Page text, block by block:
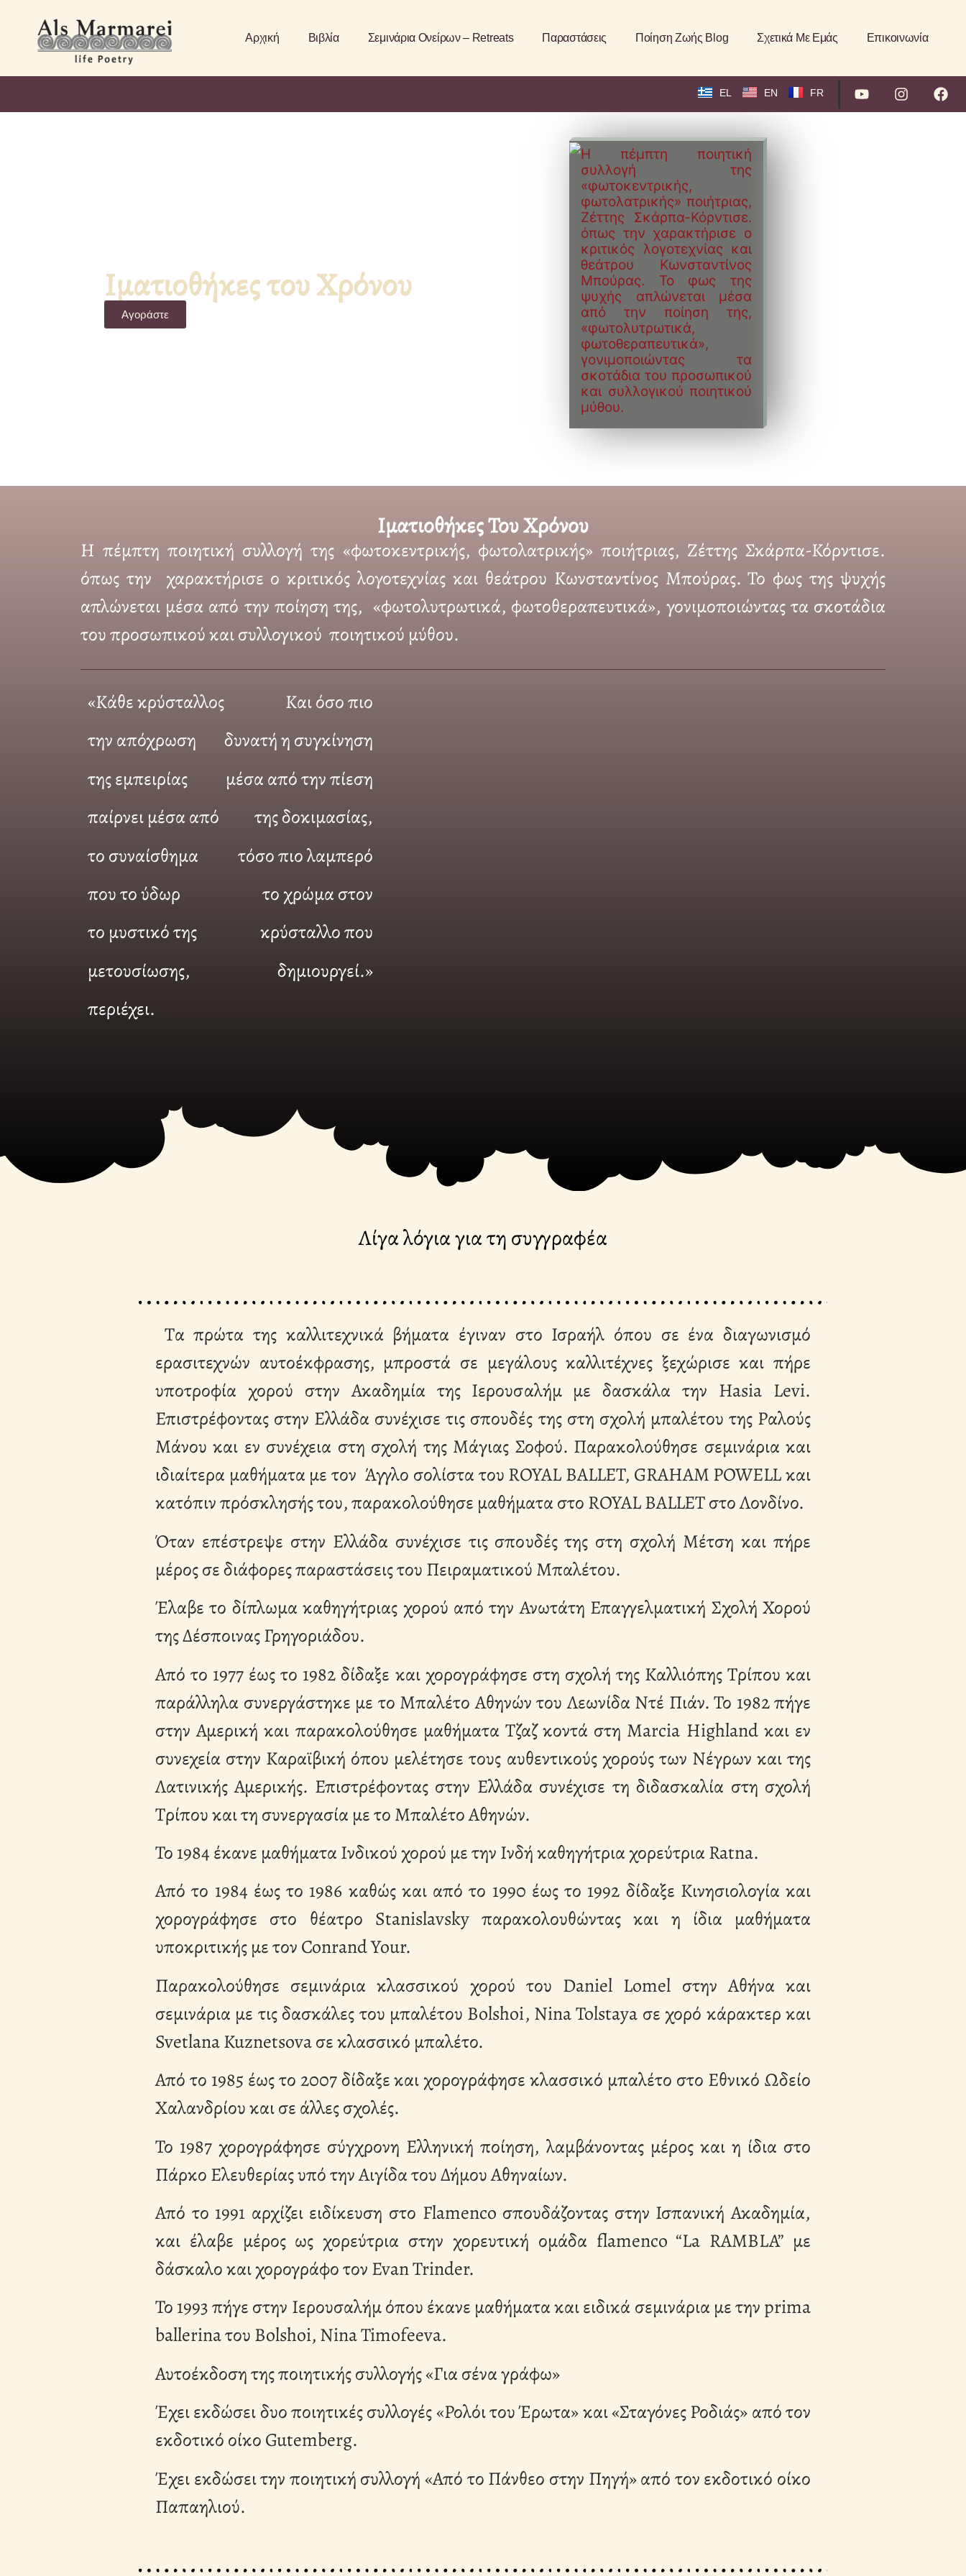
Αρχική Βιβλία Σεμινάρια Ονείρων – Retreats Παραστάσεις Ποίηση Ζωής Blog Σχετικά Με Εμάς Επικοινωνία
EL EN FR
Ιματιοθήκες του Χρόνου
Αγοράστε
Η πέμπτη ποιητική
συλλογή της
«φωτοκεντρικής,
φωτολατρικής» ποιήτριας,
Ζέττης Σκάρπα-Κόρντισε.
όπως την χαρακτήρισε ο
κριτικός λογοτεχνίας και
θεάτρου Κωνσταντίνος
Μπούρας. Το φως της
ψυχής απλώνεται μέσα
από την ποίηση της,
«φωτολυτρωτικά,
φωτοθεραπευτικά»,
γονιμοποιώντας τα
σκοτάδια του προσωπικού
και συλλογικού ποιητικού
μύθου.
Ιματιοθήκες Του Χρόνου
Η πέμπτη ποιητική συλλογή της «φωτοκεντρικής, φωτολατρικής» ποιήτριας, Ζέττης Σκάρπα-Κόρντισε.
όπως την χαρακτήρισε ο κριτικός λογοτεχνίας και θεάτρου Κωνσταντίνος Μπούρας. Το φως της ψυχής
απλώνεται μέσα από την ποίηση της, «φωτολυτρωτικά, φωτοθεραπευτικά», γονιμοποιώντας τα σκοτάδια
του προσωπικού και συλλογικού ποιητικού μύθου.
«Κάθε κρύσταλλος
την απόχρωση
της εμπειρίας
παίρνει μέσα από
το συναίσθημα
που το ύδωρ
το μυστικό της
μετουσίωσης,
περιέχει.
Και όσο πιο
δυνατή η συγκίνηση
μέσα από την πίεση
της δοκιμασίας,
τόσο πιο λαμπερό
το χρώμα στον
κρύσταλλο που
δημιουργεί.»
Λίγα λόγια για τη συγγραφέα
Τα πρώτα της καλλιτεχνικά βήματα έγιναν στο Ισραήλ όπου σε ένα διαγωνισμό
ερασιτεχνών αυτοέκφρασης, μπροστά σε μεγάλους καλλιτέχνες ξεχώρισε και πήρε
υποτροφία χορού στην Ακαδημία της Ιερουσαλήμ με δασκάλα την Hasia Levi.
Επιστρέφοντας στην Ελλάδα συνέχισε τις σπουδές της στη σχολή μπαλέτου της Ραλούς
Μάνου και εν συνέχεια στη σχολή της Μάγιας Σοφού. Παρακολούθησε σεμινάρια και
ιδιαίτερα μαθήματα με τον Άγγλο σολίστα του ROYAL BALLET, GRAHAM POWELL και
κατόπιν πρόσκλησής του, παρακολούθησε μαθήματα στο ROYAL BALLET στο Λονδίνο.
Όταν επέστρεψε στην Ελλάδα συνέχισε τις σπουδές της στη σχολή Μέτση και πήρε
μέρος σε διάφορες παραστάσεις του Πειραματικού Μπαλέτου.
Έλαβε το δίπλωμα καθηγήτριας χορού από την Ανωτάτη Επαγγελματική Σχολή Χορού
της Δέσποινας Γρηγοριάδου.
Από το 1977 έως το 1982 δίδαξε και χορογράφησε στη σχολή της Καλλιόπης Τρίπου και
παράλληλα συνεργάστηκε με το Μπαλέτο Αθηνών του Λεωνίδα Ντέ Πιάν. Το 1982 πήγε
στην Αμερική και παρακολούθησε μαθήματα Τζαζ κοντά στη Marcia Highland και εν
συνεχεία στην Καραϊβική όπου μελέτησε τους αυθεντικούς χορούς των Νέγρων και της
Λατινικής Αμερικής. Επιστρέφοντας στην Ελλάδα συνέχισε τη διδασκαλία στη σχολή
Τρίπου και τη συνεργασία με το Μπαλέτο Αθηνών.
Το 1984 έκανε μαθήματα Ινδικού χορού με την Ινδή καθηγήτρια χορεύτρια Ratna.
Από το 1984 έως το 1986 καθώς και από το 1990 έως το 1992 δίδαξε Κινησιολογία και
χορογράφησε στο θέατρο Stanislavsky παρακολουθώντας και η ίδια μαθήματα
υποκριτικής με τον Conrand Your.
Παρακολούθησε σεμινάρια κλασσικού χορού του Daniel Lomel στην Αθήνα και
σεμινάρια με τις δασκάλες του μπαλέτου Bolshoi, Nina Tolstaya σε χορό κάρακτερ και
Svetlana Kuznetsova σε κλασσικό μπαλέτο.
Από το 1985 έως το 2007 δίδαξε και χορογράφησε κλασσικό μπαλέτο στο Εθνικό Ωδείο
Χαλανδρίου και σε άλλες σχολές.
Το 1987 χορογράφησε σύγχρονη Ελληνική ποίηση, λαμβάνοντας μέρος και η ίδια στο
Πάρκο Ελευθερίας υπό την Αιγίδα του Δήμου Αθηναίων.
Από το 1991 αρχίζει ειδίκευση στο Flamenco σπουδάζοντας στην Ισπανική Ακαδημία,
και έλαβε μέρος ως χορεύτρια στην χορευτική ομάδα flamenco “La RAMBLA” με
δάσκαλο και χορογράφο τον Evan Trinder.
Το 1993 πήγε στην Ιερουσαλήμ όπου έκανε μαθήματα και ειδικά σεμινάρια με την prima
ballerina του Bolshoi, Nina Timofeeva.
Αυτοέκδοση της ποιητικής συλλογής «Για σένα γράφω»
Έχει εκδώσει δυο ποιητικές συλλογές «Ρολόι του Έρωτα» και «Σταγόνες Ροδιάς» από τον
εκδοτικό οίκο Gutemberg.
Έχει εκδώσει την ποιητική συλλογή «Από το Πάνθεο στην Πηγή» από τον εκδοτικό οίκο
Παπαηλιού.